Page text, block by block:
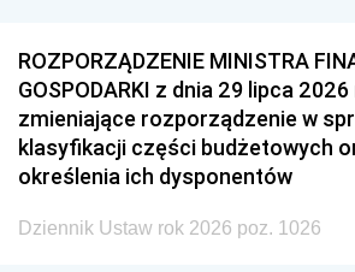
ROZPORZĄDZENIE MINISTRA
GOSPODARKI z dnia 29 lipca 2026
zmieniające rozporządzenie w
klasyfikacji części budżetowych
określenia ich dysponentów
Dziennik Ustaw rok 2026 poz. 1026